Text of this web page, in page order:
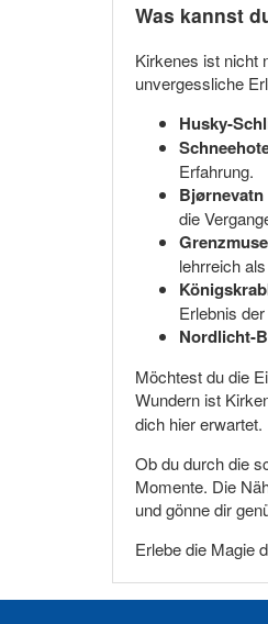
Was kannst
Kirkenes ist nicht
unvergessliche
Husky-
Erfahrung.
die
lehrreich
Erlebnis
Nordlicht-
Möchtest du die
Wundern ist
dich hier erwartet.
Ob du durch die
Momente. Die
und gönne dir
Erlebe die Magie